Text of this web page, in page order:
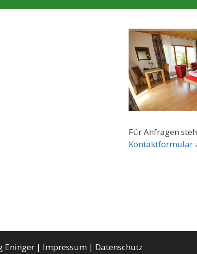
Für Anfragen
Kontaktformular
Eninger | Impressum | Datenschutz